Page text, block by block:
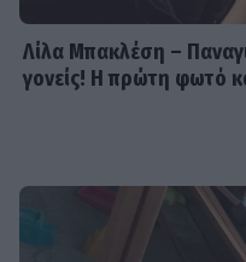
Λίλα Μπακλέση –
γονείς! Η πρώτη φωτό